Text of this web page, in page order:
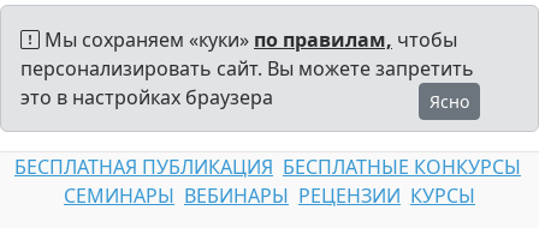
Мы сохраняем «куки» по правилам, чтобы
персонализировать сайт. Вы можете запретить
это в настройках браузера
Ясно
БЕСПЛАТНАЯ ПУБЛИКАЦИЯ БЕСПЛАТНЫЕ КОНКУРСЫ
СЕМИНАРЫ ВЕБИНАРЫ РЕЦЕНЗИИ КУРСЫ